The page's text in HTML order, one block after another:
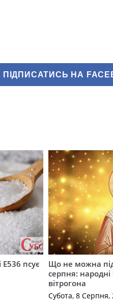
ПІДПИСАТИСЬ НА
Е536 псує
Що не можна
серпня:
вітрогона
Субота, 8 Серпня,